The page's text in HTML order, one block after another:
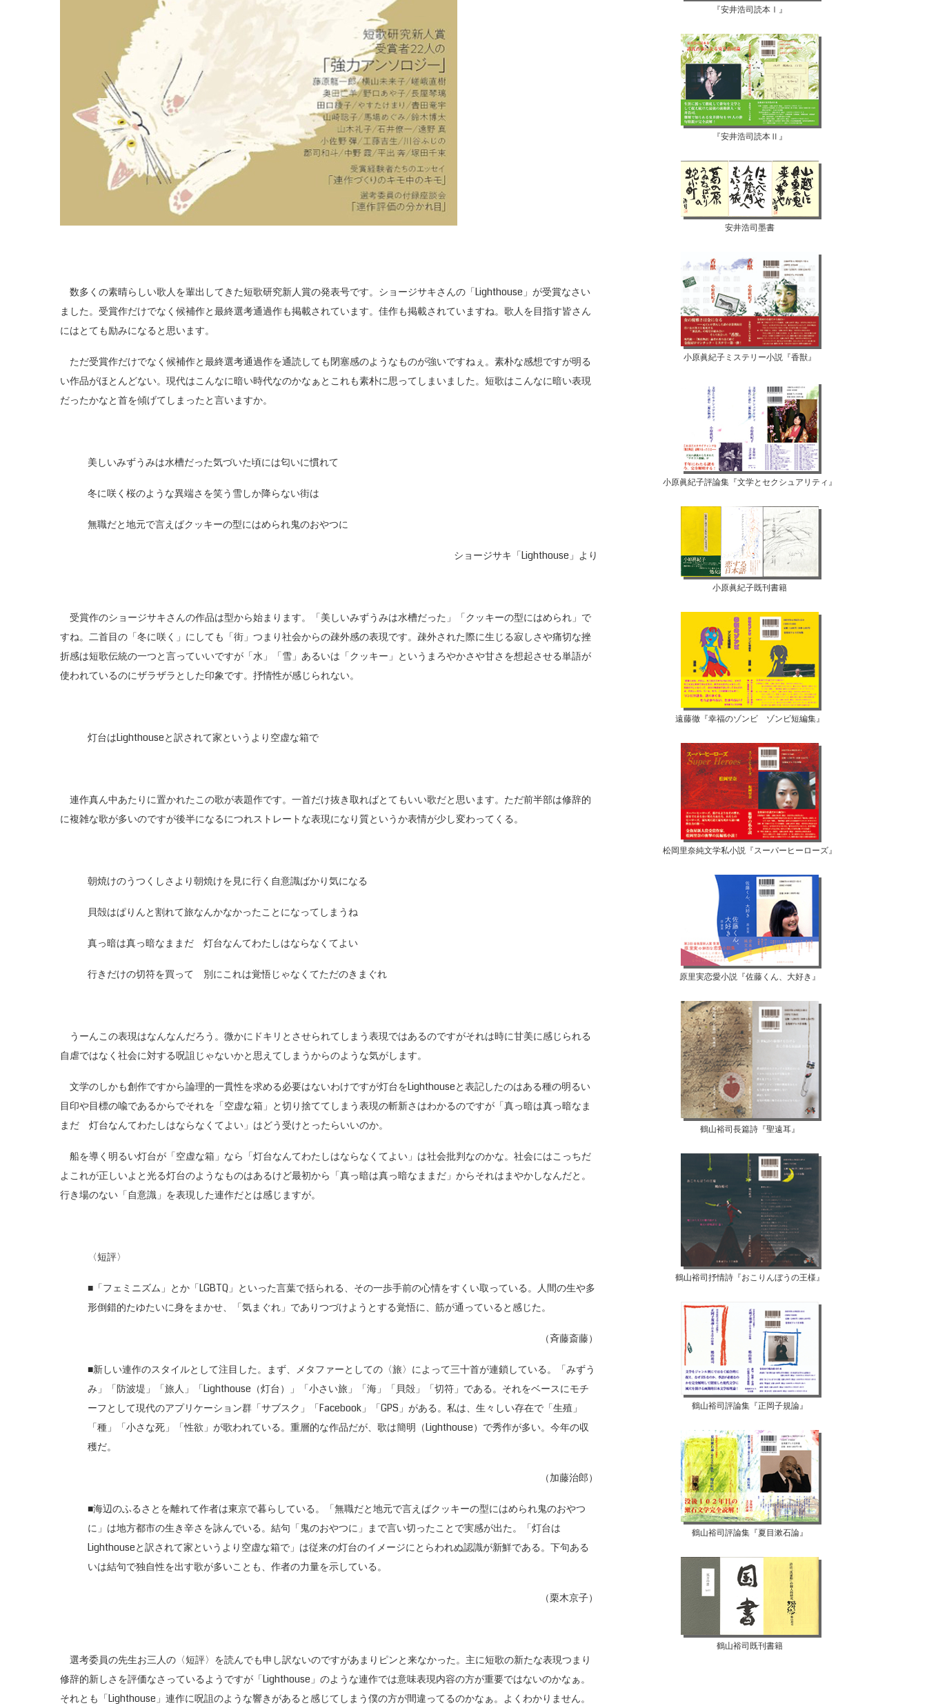
数多くの素晴らしい歌人を輩出してきた短歌研究新人賞の発表号です。ショージサキさんの「Lighthouse」が受賞なさい
ました。受賞作だけでなく候補作と最終選考通過作も掲載されています。佳作も掲載されていますね。歌人を目指す皆さん
にはとても励みになると思います。
ただ受賞作だけでなく候補作と最終選考通過作を通読しても閉塞感のようなものが強いですねぇ。素朴な感想ですが明る
い作品がほとんどない。現代はこんなに暗い時代なのかなぁとこれも素朴に思ってしまいました。短歌はこんなに暗い表現
だったかなと首を傾げてしまったと言いますか。
美しいみずうみは水槽だった気づいた頃には匂いに慣れて
冬に咲く桜のような異端さを笑う雪しか降らない街は
無職だと地元で言えばクッキーの型にはめられ鬼のおやつに
ショージサキ「Lighthouse」より
受賞作のショージサキさんの作品は型から始まります。「美しいみずうみは水槽だった」「クッキーの型にはめられ」で
すね。二首目の「冬に咲く」にしても「街」つまり社会からの疎外感の表現です。疎外された際に生じる寂しさや痛切な挫
折感は短歌伝統の一つと言っていいですが「水」「雪」あるいは「クッキー」というまろやかさや甘さを想起させる単語が
使われているのにザラザラとした印象です。抒情性が感じられない。
灯台はLighthouseと訳されて家というより空虚な箱で
連作真ん中あたりに置かれたこの歌が表題作です。一首だけ抜き取ればとてもいい歌だと思います。ただ前半部は修辞的
に複雑な歌が多いのですが後半になるにつれストレートな表現になり質というか表情が少し変わってくる。
朝焼けのうつくしさより朝焼けを見に行く自意識ばかり気になる
貝殻はぱりんと割れて旅なんかなかったことになってしまうね
真っ暗は真っ暗なままだ 灯台なんてわたしはならなくてよい
行きだけの切符を買って 別にこれは覚悟じゃなくてただのきまぐれ
うーんこの表現はなんなんだろう。微かにドキリとさせられてしまう表現ではあるのですがそれは時に甘美に感じられる
自虐ではなく社会に対する呪詛じゃないかと思えてしまうからのような気がします。
文学のしかも創作ですから論理的一貫性を求める必要はないわけですが灯台をLighthouseと表記したのはある種の明るい
目印や目標の喩であるからでそれを「空虚な箱」と切り捨ててしまう表現の斬新さはわかるのですが「真っ暗は真っ暗なま
まだ 灯台なんてわたしはならなくてよい」はどう受けとったらいいのか。
船を導く明るい灯台が「空虚な箱」なら「灯台なんてわたしはならなくてよい」は社会批判なのかな。社会にはこっちだ
よこれが正しいよと光る灯台のようなものはあるけど最初から「真っ暗は真っ暗なままだ」からそれはまやかしなんだと。
行き場のない「自意識」を表現した連作だとは感じますが。
〈短評〉
■「フェミニズム」とか「LGBTQ」といった言葉で括られる、その一歩手前の心情をすくい取っている。人間の生や多
形倒錯的たゆたいに身をまかせ、「気まぐれ」でありつづけようとする覚悟に、筋が通っていると感じた。
（斉藤斎藤）
■新しい連作のスタイルとして注目した。まず、メタファーとしての〈旅〉によって三十首が連鎖している。「みずう
み」「防波堤」「旅人」「Lighthouse（灯台）」「小さい旅」「海」「貝殻」「切符」である。それをベースにモチ
ーフとして現代のアプリケーション群「サブスク」「Facebook」「GPS」がある。私は、生々しい存在で「生殖」
「種」「小さな死」「性欲」が歌われている。重層的な作品だが、歌は簡明（Lighthouse）で秀作が多い。今年の収
穫だ。
（加藤治郎）
■海辺のふるさとを離れて作者は東京で暮らしている。「無職だと地元で言えばクッキーの型にはめられ鬼のおやつ
に」は地方都市の生き辛さを詠んでいる。結句「鬼のおやつに」まで言い切ったことで実感が出た。「灯台は
Lighthouseと訳されて家というより空虚な箱で」は従来の灯台のイメージにとらわれぬ認識が新鮮である。下句ある
いは結句で独自性を出す歌が多いことも、作者の力量を示している。
（栗木京子）
選考委員の先生お三人の〈短評〉を読んでも申し訳ないのですがあまりピンと来なかった。主に短歌の新たな表現つまり
修辞的新しさを評価なさっているようですが「Lighthouse」のような連作では意味表現内容の方が重要ではないのかなぁ。
それとも「Lighthouse」連作に呪詛のような響きがあると感じてしまう僕の方が間違ってるのかなぁ。よくわかりません。
『安井浩司読本Ⅰ』
『安井浩司読本Ⅱ』
安井浩司墨書
小原眞紀子ミステリー小説『香獣』
小原眞紀子評論集『文学とセクシュアリティ』
小原眞紀子既刊書籍
遠藤徹『幸福のゾンビ ゾンビ短編集』
松岡里奈純文学私小説『スーパーヒーローズ』
原里実恋愛小説『佐藤くん、大好き』
鶴山裕司長篇詩『聖遠耳』
鶴山裕司抒情詩『おこりんぼうの王様』
鶴山裕司評論集『正岡子規論』
鶴山裕司評論集『夏目漱石論』
鶴山裕司既刊書籍